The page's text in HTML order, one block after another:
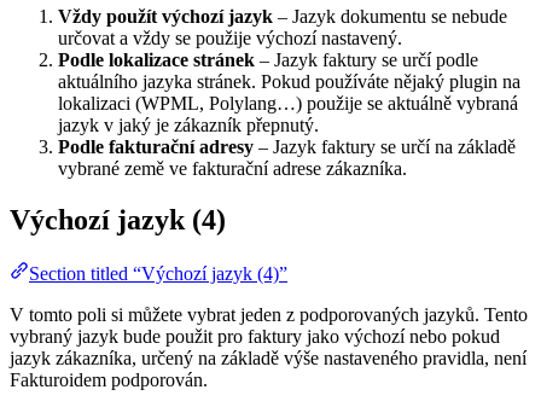
Vždy použít výchozí jazyk – Jazyk dokumentu se nebude
určovat a vždy se použije výchozí nastavený.
Podle lokalizace stránek – Jazyk faktury se určí podle
aktuálního jazyka stránek. Pokud používáte nějaký plugin na
lokalizaci (WPML, Polylang…) použije se aktuálně vybraná
jazyk v jaký je zákazník přepnutý.
Podle fakturační adresy – Jazyk faktury se určí na základě
vybrané země ve fakturační adrese zákazníka.
Výchozí jazyk (4)
Section titled “Výchozí jazyk (4)”
V tomto poli si můžete vybrat jeden z podporovaných jazyků. Tento
vybraný jazyk bude použit pro faktury jako výchozí nebo pokud
jazyk zákazníka, určený na základě výše nastaveného pravidla, není
Fakturoidem podporován.